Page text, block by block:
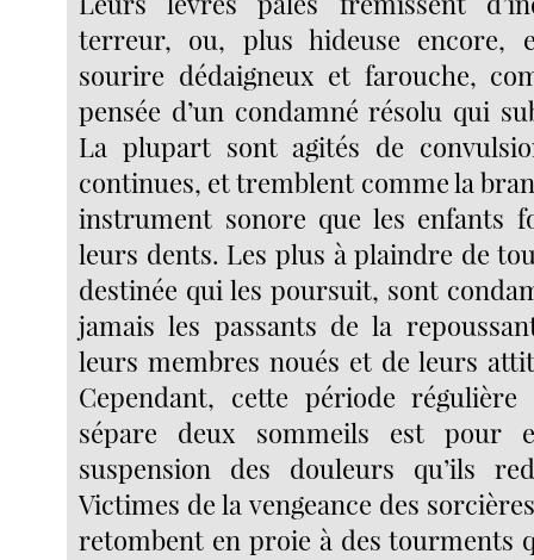
terreur, ou, plus hideuse encore,
sourire dédaigneux et farouche,
pensée d’un condamné résolu qui
La plupart sont agités de
continues, et tremblent comme la
instrument sonore que les enfants
leurs dents. Les plus à plaindre de
destinée qui les poursuit, sont
jamais les passants de la
leurs membres noués et de leurs
Cependant, cette période
sépare deux sommeils est pour
suspension des douleurs qu’ils
Victimes de la vengeance des
retombent en proie à des tourments